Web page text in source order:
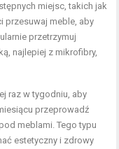
miejsc, takich jak
przesuwaj meble, aby
przetrzymuj
najlepiej z mikrofibry,
raz w tygodniu, aby
przeprowadź
meblami. Tego typu
estetyczny i zdrowy